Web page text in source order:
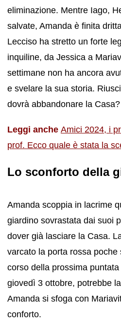
eliminazione. Mentre Iago,
salvate, Amanda è finita
Lecciso ha stretto un forte
inquiline, da Jessica a
settimane non ha ancora
e svelare la sua storia.
dovrà abbandonare la Casa?
Leggi anche Amici 2024, i
prof. Ecco quale è stata la
Lo sconforto della
Amanda scoppia in lacrime
giardino sovrastata dai suoi
dover già lasciare la Casa.
varcato la porta rossa poche
corso della prossima
giovedì 3 ottobre, potrebbe
Amanda si sfoga con
conforto.